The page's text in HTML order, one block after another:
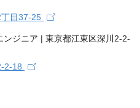
目37-25
2-18